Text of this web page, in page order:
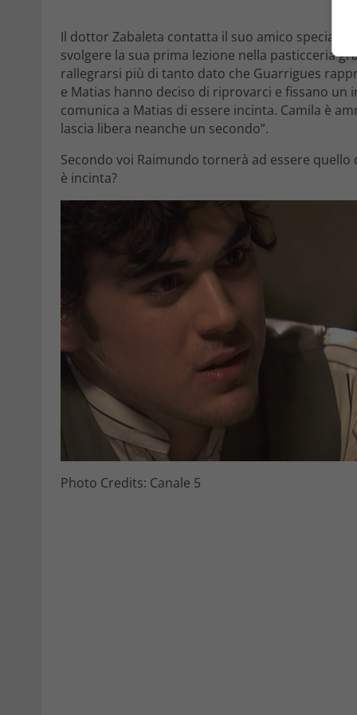
Il dottor Zabaleta contatta il suo amico
svolgere la sua prima lezione nella pasticceria
rallegrarsi più di tanto dato che Guarrigues
e Matias hanno deciso di riprovarci e fissano
comunica a Matias di essere incinta. Camila è
lascia libera neanche un secondo”.
Secondo voi Raimundo tornerà ad essere
è incinta?
Photo Credits: Canale 5